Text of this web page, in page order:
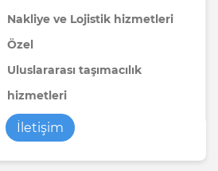
Nakliye ve Lojistik hizmetleri
Özel
Uluslararası taşımacılık
hizmetleri
İletişim